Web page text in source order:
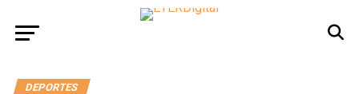
DEPORTES